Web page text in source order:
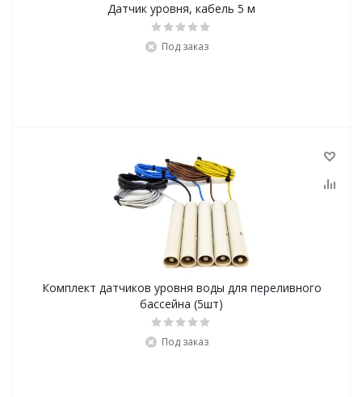
Датчик уровня, кабель 5 м
Под заказ
Комплект датчиков уровня воды для переливного
бассейна (5шт)
Под заказ